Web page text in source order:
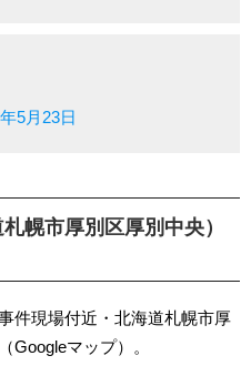
5月23日
幌市厚別区厚別中央）
件現場付近・北海道札幌市厚
Googleマップ）。